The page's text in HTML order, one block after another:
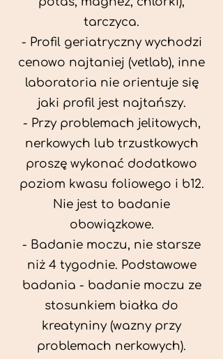
tarczyca.
- Profil geriatryczny wychodzi
cenowo najtaniej (vetlab), inne
laboratoria nie orientuje się
jaki profil jest najtańszy.
- Przy problemach jelitowych,
nerkowych lub trzustkowych
proszę wykonać dodatkowo
poziom kwasu foliowego i b12.
Nie jest to badanie
obowiązkowe.
- Badanie moczu, nie starsze
niż 4 tygodnie. Podstawowe
badania - badanie moczu ze
stosunkiem białka do
kreatyniny (wazny przy
problemach nerkowych).